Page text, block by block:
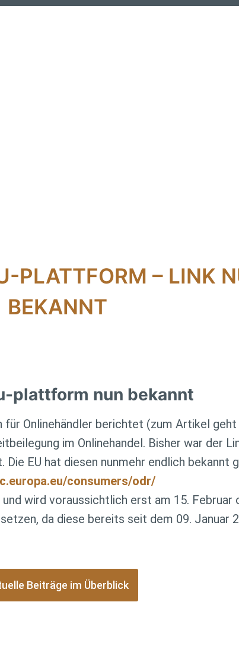
PLATTFORM – LINK
BEKANNT
plattform nun bekannt
Onlinehändler berichtet (zum Artikel geht
im Onlinehandel. Bisher war der
EU hat diesen nunmehr endlich bekannt
consumers/odr/
wird voraussichtlich erst am 15. Februar
da diese bereits seit dem 09. Januar
Beiträge im Überblick